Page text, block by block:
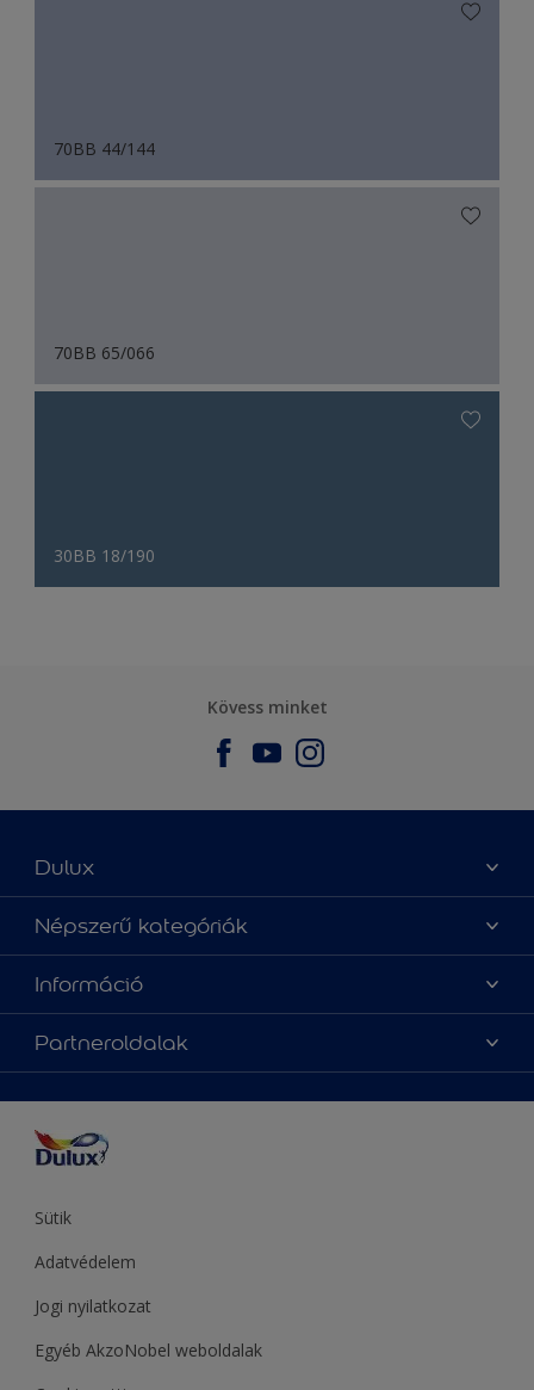
70BB 44/144
70BB 65/066
30BB 18/190
Kövess minket
Dulux
Üzlet keresése
Oldaltérkép
Elérhetőségek
Népszerű kategóriák
Az év Dulux színe
Festési tanácsok
Inspiráció
Információ
Színpontosság
Hozzáférhetőség
Partneroldalak
Hammerite
Sadolin
Sütik
Adatvédelem
Jogi nyilatkozat
Egyéb AkzoNobel weboldalak